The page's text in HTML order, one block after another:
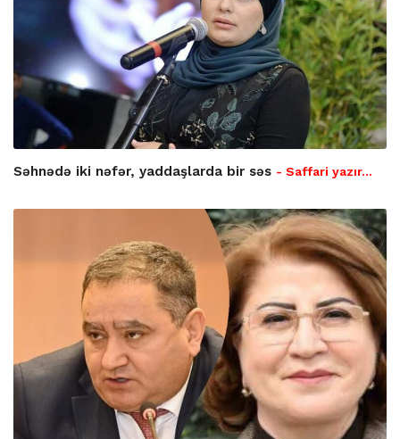
Səhnədə iki nəfər, yaddaşlarda bir səs - Saffari yazır…